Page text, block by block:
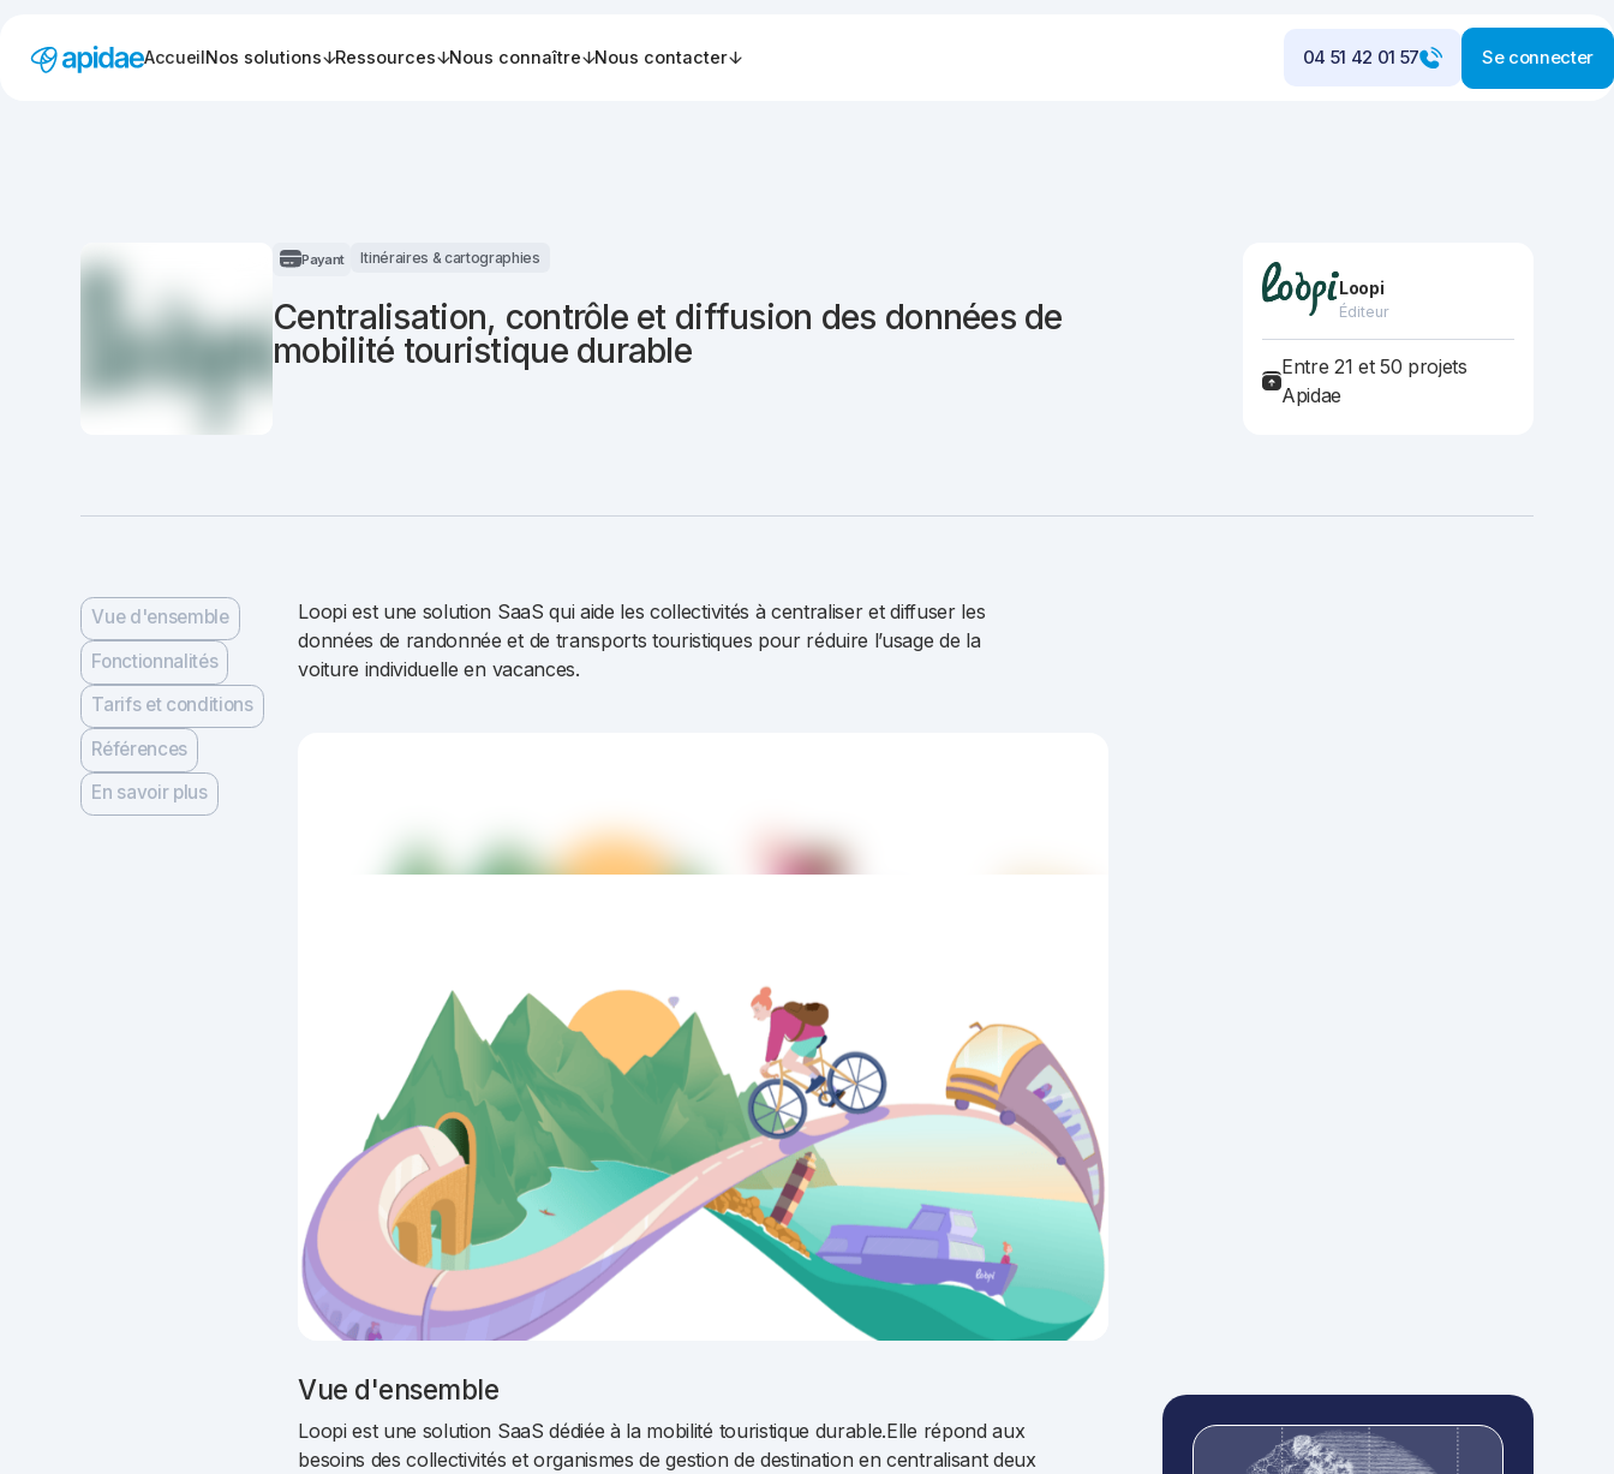
Accueil Nos solutions Ressources Nous connaître Nous contacter 04 51 42 01 57 Se connecter
Payant Itinéraires & cartographies
Centralisation, contrôle et diffusion des données de
mobilité touristique durable
Loopi
Éditeur
Entre 21 et 50 projets
Apidae
Vue d'ensemble
Fonctionnalités
Tarifs et conditions
Références
En savoir plus
Loopi est une solution SaaS qui aide les collectivités à centraliser et diffuser les
données de randonnée et de transports touristiques pour réduire l’usage de la
voiture individuelle en vacances.
Vue d'ensemble
Loopi est une solution SaaS dédiée à la mobilité touristique durable.Elle répond aux
besoins des collectivités et organismes de gestion de destination en centralisant deux